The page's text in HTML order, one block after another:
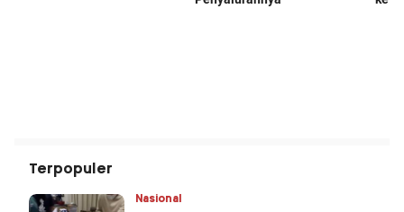
Terpopuler
Nasional